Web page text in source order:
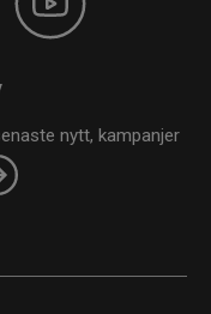
nytt, kampanjer